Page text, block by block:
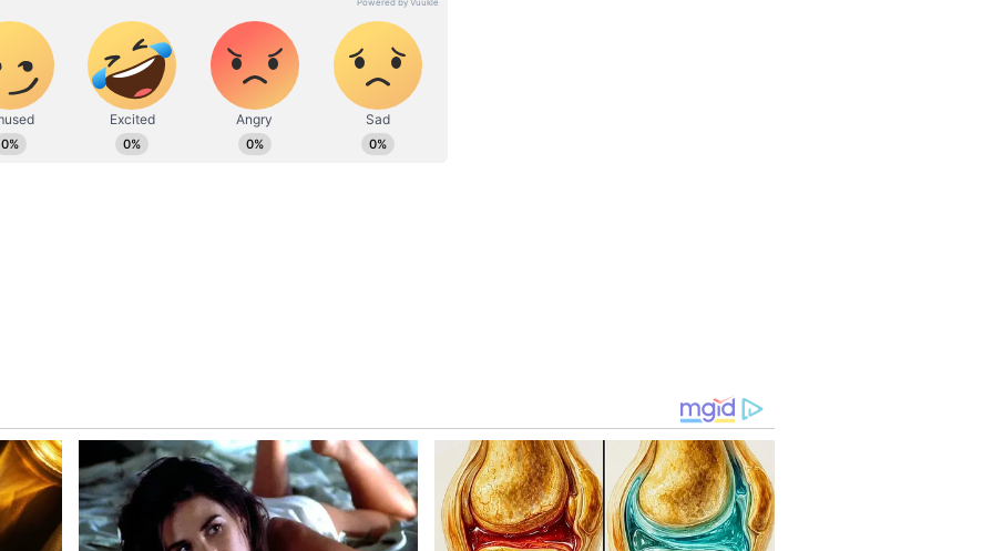
Royals, 50th IPL 2024
இருவரும் அதிரடியாக விளையாடி ரன்கள் குவித்தனர். இதில்,
58 ரன்கள் எடுத்து ஆட்டமிழந்தார்.